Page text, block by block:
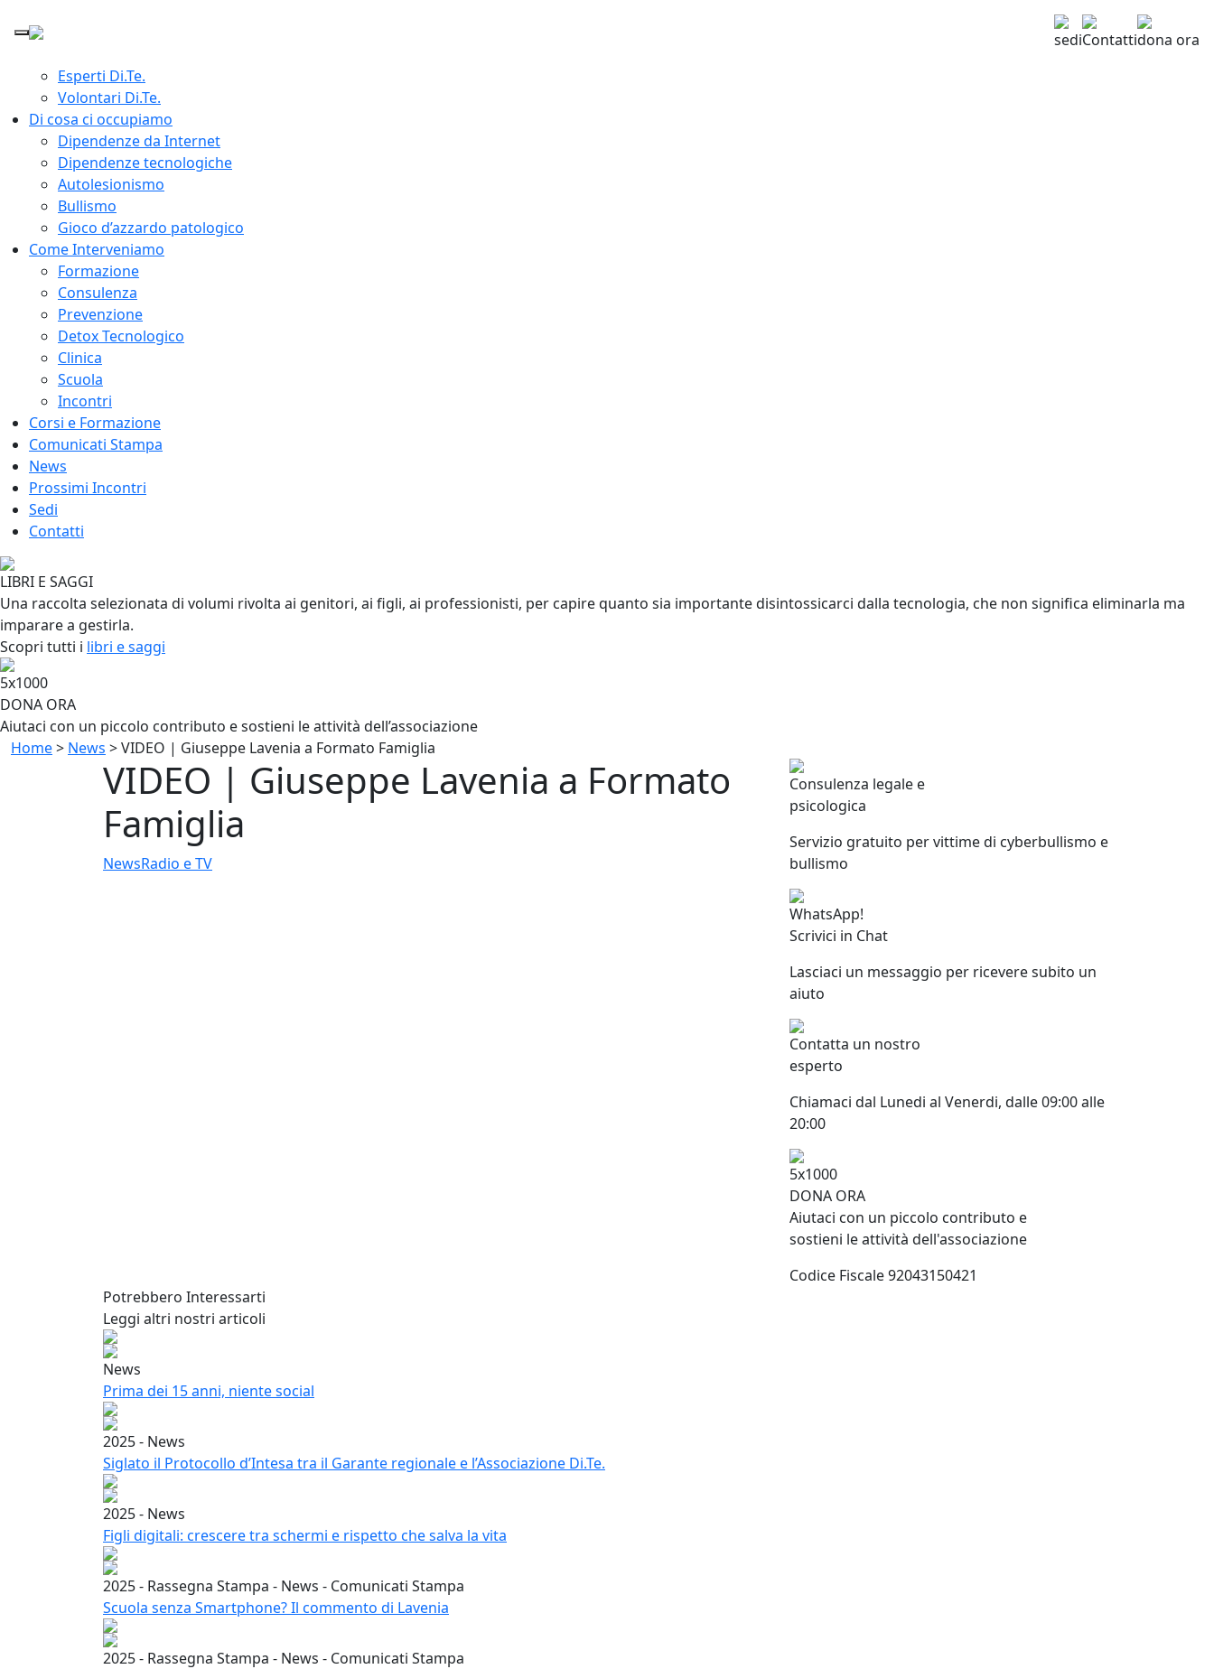
Chi siamo
Esperti Di.Te.
Volontari Di.Te.
Di cosa ci occupiamo
Dipendenze da Internet
Dipendenze tecnologiche
Autolesionismo
Bullismo
Gioco d’azzardo patologico
Come Interveniamo
Formazione
Consulenza
Prevenzione
Detox Tecnologico
Clinica
Scuola
Incontri
Corsi e Formazione
Comunicati Stampa
News
Prossimi Incontri
Sedi
Contatti
LIBRI E SAGGI
Una raccolta selezionata di volumi rivolta ai genitori, ai figli, ai professionisti, per capire quanto sia importante disintossicarci dalla tecnologia, che non significa eliminarla ma
imparare a gestirla.
Scopri tutti i libri e saggi
5x1000
DONA ORA
Aiutaci con un piccolo contributo e sostieni le attività dell’associazione
sediContattidona ora
Home> News >VIDEO | Giuseppe Lavenia a Formato Famiglia
VIDEO | Giuseppe Lavenia a Formato
Famiglia
NewsRadio e TV
Consulenza legale e
psicologica
Servizio gratuito per vittime di cyberbullismo e
bullismo
WhatsApp!
Scrivici in Chat
Lasciaci un messaggio per ricevere subito un
aiuto
Contatta un nostro
esperto
Chiamaci dal Lunedi al Venerdi, dalle 09:00 alle
20:00
5x1000
DONA ORA
Aiutaci con un piccolo contributo e
sostieni le attività dell'associazione
Codice Fiscale 92043150421
Potrebbero Interessarti
Leggi altri nostri articoli
News
Prima dei 15 anni, niente social
2025 - News
Siglato il Protocollo d’Intesa tra il Garante regionale e l’Associazione Di.Te.
2025 - News
Figli digitali: crescere tra schermi e rispetto che salva la vita
2025 - Rassegna Stampa - News - Comunicati Stampa
Scuola senza Smartphone? Il commento di Lavenia
2025 - Rassegna Stampa - News - Comunicati Stampa